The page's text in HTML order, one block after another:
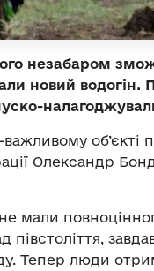
незабаром
новий водогін.
об’єкті
Олександр
мали
Тепер люди